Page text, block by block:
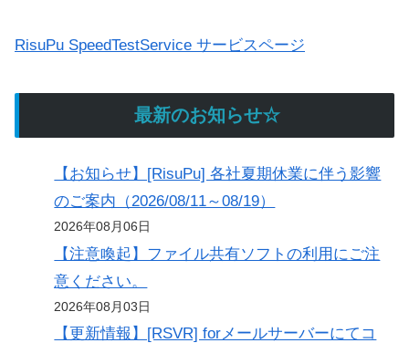
RisuPu SpeedTestService サービスページ
最新のお知らせ☆
【お知らせ】[RisuPu] 各社夏期休業に伴う影響
のご案内（2026/08/11～08/19）
2026年08月06日
【注意喚起】ファイル共有ソフトの利用にご注
意ください。
2026年08月03日
【更新情報】[RSVR] forメールサーバーにてコ